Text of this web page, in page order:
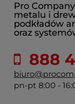
Pro
metalu i
podkładów
oraz
888
pn-pt 8:00 -